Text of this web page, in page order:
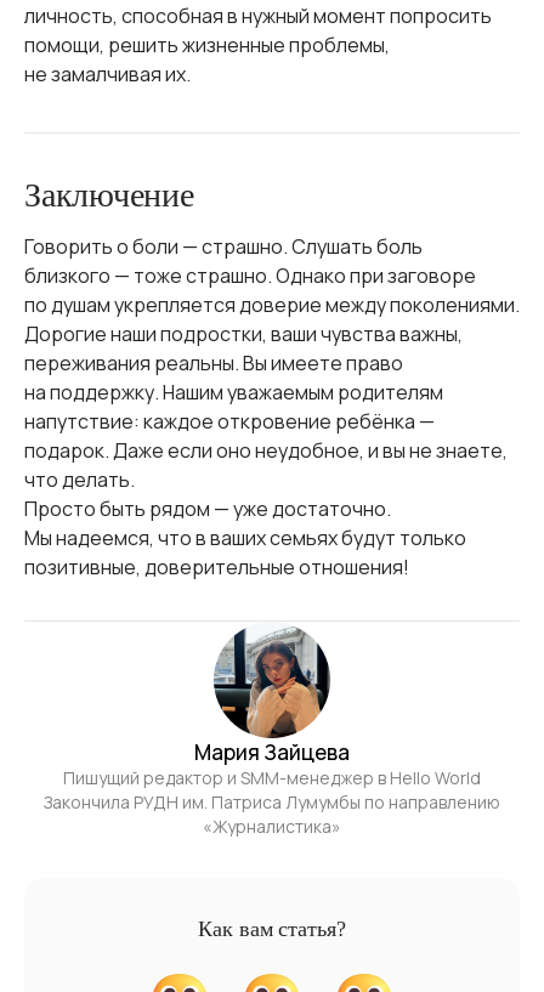
личность, способная в нужный момент попросить
помощи, решить жизненные проблемы,
не замалчивая их.
Заключение
Говорить о боли — страшно. Слушать боль
близкого — тоже страшно. Однако при заговоре
по душам укрепляется доверие между поколениями.
Дорогие наши подростки, ваши чувства важны,
переживания реальны. Вы имеете право
на поддержку. Нашим уважаемым родителям
напутствие: каждое откровение ребёнка —
подарок. Даже если оно неудобное, и вы не знаете,
что делать.
Просто быть рядом — уже достаточно.
Мы надеемся, что в ваших семьях будут только
позитивные, доверительные отношения!
Мария Зайцева
Пишущий редактор и SMM-менеджер в Hello World
Закончила РУДН им. Патриса Лумумбы по направлению
«Журналистика»
Как вам статья?